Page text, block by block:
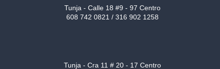
Tunja - Calle 18 #9 - 97 Centro
608 742 0821 / 316 902 1258
Tunja - Cra 11 # 20 - 17 Centro